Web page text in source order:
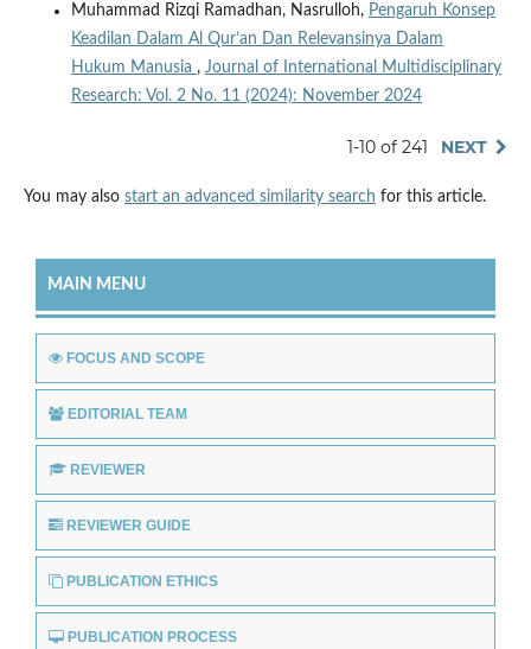
Muhammad Rizqi Ramadhan, Nasrulloh, Pengaruh Konsep
Keadilan Dalam Al Qur’an Dan Relevansinya Dalam
Hukum Manusia , Journal of International Multidisciplinary
Research: Vol. 2 No. 11 (2024): November 2024
1-10 of 241 NEXT
You may also start an advanced similarity search for this article.
MAIN MENU
FOCUS AND SCOPE
EDITORIAL TEAM
REVIEWER
REVIEWER GUIDE
PUBLICATION ETHICS
PUBLICATION PROCESS